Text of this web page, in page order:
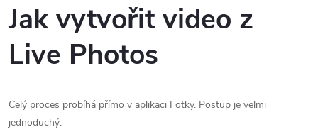
Jak vytvořit video z
Live Photos
Celý proces probíhá přímo v aplikaci Fotky. Postup je velmi
jednoduchý: